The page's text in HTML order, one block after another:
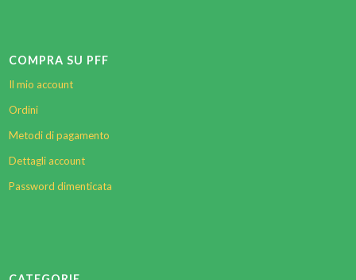
COMPRA SU PFF
Il mio account
Ordini
Metodi di pagamento
Dettagli account
Password dimenticata